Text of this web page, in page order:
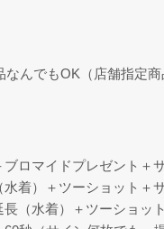
んでもOK（店舗指定商
ロマイドプレゼント＋
着）＋ツーショット＋
（水着）＋ツーショッ